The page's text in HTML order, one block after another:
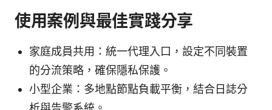
使用案例與最佳實踐分享
家庭成員共用：統一代理入口，設定不同裝置
的分流策略，確保隱私保護。
小型企業：多地點節點負載平衡，結合日誌分